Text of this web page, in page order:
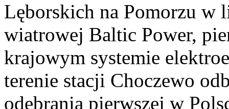
Lęborskich na Pomorzu w
wiatrowej Baltic Power,
krajowym systemie
terenie stacji Choczewo
odebrania pierwszej w